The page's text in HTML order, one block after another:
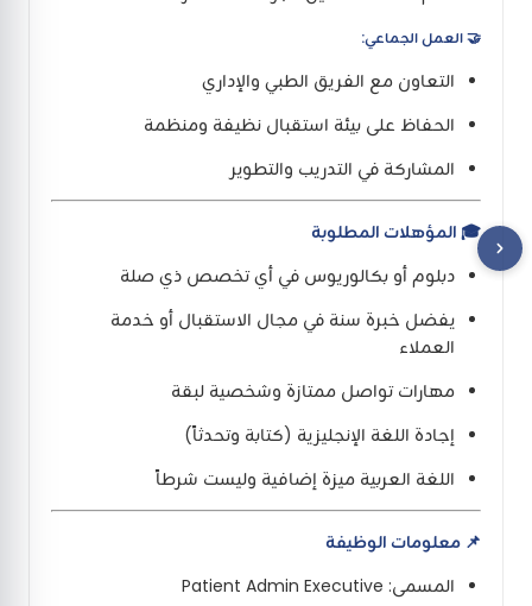
🤝 العمل الجماعي:
التعاون مع الفريق الطبي والإداري
الحفاظ على بيئة استقبال نظيفة ومنظمة
المشاركة في التدريب والتطوير
🎓 المؤهلات المطلوبة
دبلوم أو بكالوريوس في أي تخصص ذي صلة
يفضل خبرة سنة في مجال الاستقبال أو خدمة
العملاء
مهارات تواصل ممتازة وشخصية لبقة
إجادة اللغة الإنجليزية (كتابة وتحدثاً)
اللغة العربية ميزة إضافية وليست شرطاً
📌 معلومات الوظيفة
المسمى: Patient Admin Executive